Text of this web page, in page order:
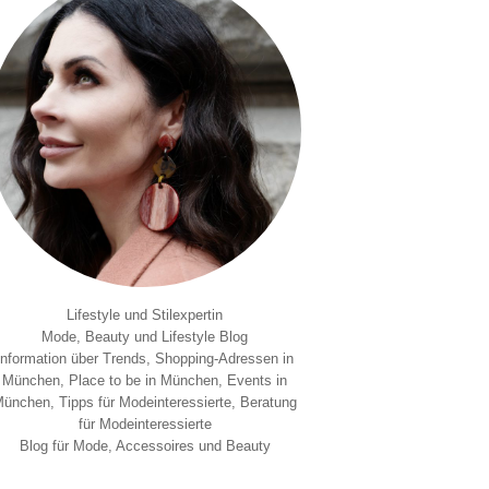
Lifestyle und Stilexpertin
Mode, Beauty und Lifestyle Blog
über Trends, Shopping-Adressen in
München, Place to be in München, Events in
Tipps für Modeinteressierte, Beratung
für Modeinteressierte
Blog für Mode, Accessoires und Beauty